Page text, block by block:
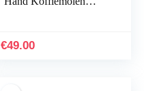
€49.00